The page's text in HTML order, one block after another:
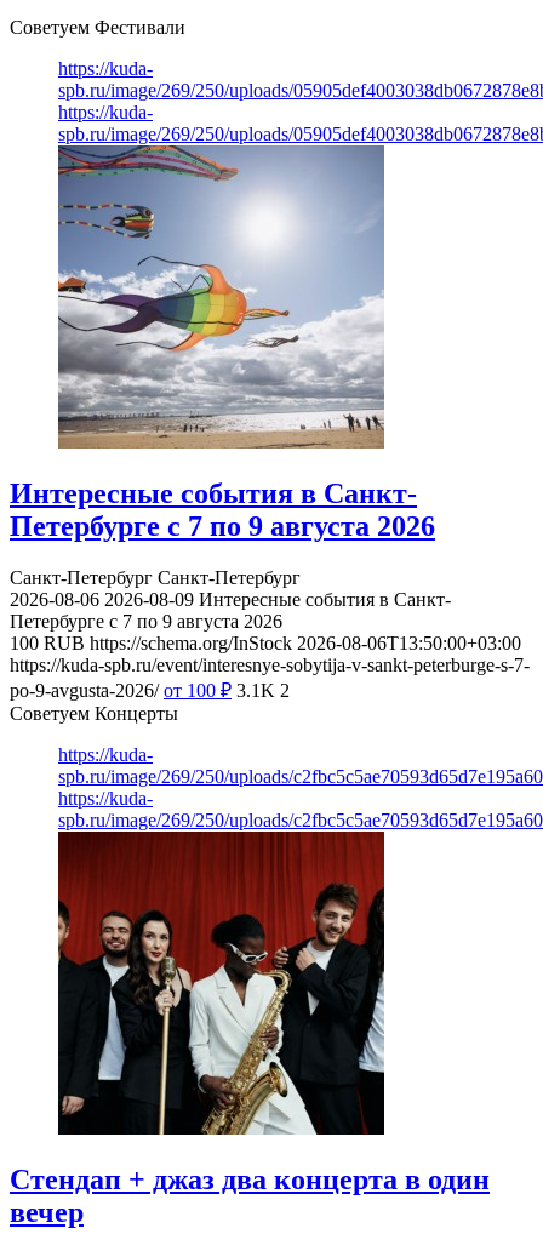
Советуем Фестивали
https://kuda-
spb.ru/image/269/250/uploads/
https://kuda-
spb.ru/image/269/250/uploads/
Интересные события в Санкт-
Петербурге с 7 по 9 августа 2026
Санкт-Петербург Санкт-Петербург
2026-08-06 2026-08-09 Интересные события в Санкт-
Петербурге с 7 по 9 августа 2026
100 RUB https://schema.org/InStock 2026-08-06T13:50:00+03:00
https://kuda-spb.ru/event/interesnye-sobytija-v-sankt-peterburge-s-7-
po-9-avgusta-2026/ от 100 ₽ 3.1K 2
Советуем Концерты
https://kuda-
spb.ru/image/269/250/uploads/
https://kuda-
spb.ru/image/269/250/uploads/
Стендап + джаз два концерта в один
вечер